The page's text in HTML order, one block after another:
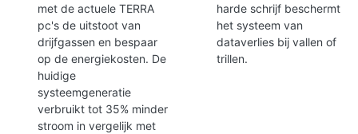
met de actuele TERRA
pc's de uitstoot van
drijfgassen en bespaar
op de energiekosten. De
huidige
systeemgeneratie
verbruikt tot 35% minder
stroom in vergelijk met
harde schrijf beschermt
het systeem van
dataverlies bij vallen of
trillen.